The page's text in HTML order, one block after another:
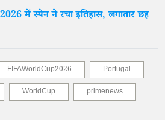
में स्पेन ने रचा इतिहास, लगातार छह
FIFAWorldCup2026
Portugal
WorldCup
primenews